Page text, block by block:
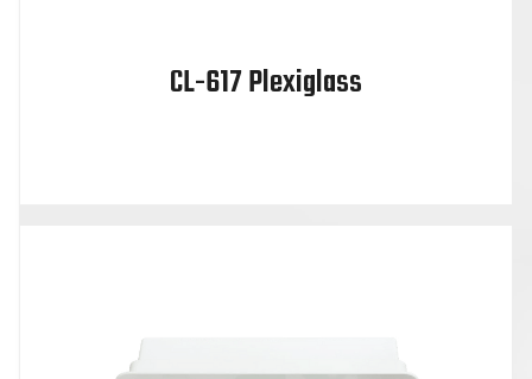
CL-617 Plexiglass